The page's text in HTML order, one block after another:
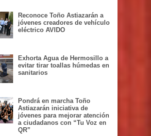
Reconoce Toño Astiazarán a
jóvenes creadores de vehículo
eléctrico AVIDO
Exhorta Agua de Hermosillo a
evitar tirar toallas húmedas en
sanitarios
Pondrá en marcha Toño
Astiazarán iniciativa de
jóvenes para mejorar atención
a ciudadanos con “Tu Voz en
QR”